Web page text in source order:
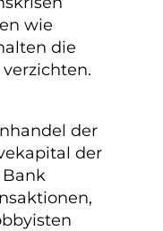
wie
die
der
der
Bank